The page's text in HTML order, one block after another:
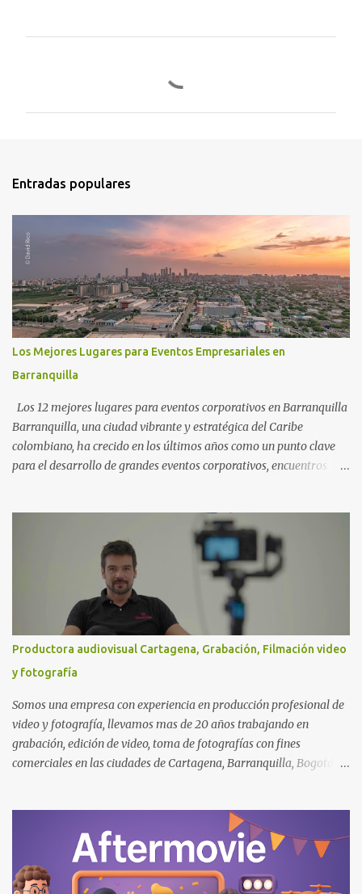
t
r
i
o
s
Entradas populares
Los Mejores Lugares para Eventos Empresariales en
Barranquilla
Los 12 mejores lugares para eventos corporativos en Barranquilla
Barranquilla, una ciudad vibrante y estratégica del Caribe
colombiano, ha crecido en los últimos años como un punto clave
para el desarrollo de grandes eventos corporativos, encuentros
empresas eligen esta ciudad como el escenario ideal para sus
celebraciones y reuniones. Si estás planeando un evento
importante, aquí te compartimos una guía cercana y detallada de
12 lugares destacados en Barranquilla , con información útil que te
ayudará a tomar una decisión acertada. 1. Puerta de Oro - Centro
de Eventos del Caribe 📍 Dirección: Vía 40 #79B-06, Barranquilla.
Ubicado junto al río Magdalena, Puerta de Oro es el epicentro de
las grandes ferias y congresos internacionales. Aquí se han
realizado eventos como Expocaribe, Sabor Barranquilla y
congresos médicos internacionales. Con una capacidad para más
d...
Productora audiovisual Cartagena, Grabación, Filmación video
y fotografía
Somos una empresa con experiencia en producción profesional de
video y fotografía, llevamos mas de 20 años trabajando en
grabación, edición de video, toma de fotografías con fines
comerciales en las ciudades de Cartagena, Barranquilla, Bogotá y
Fotografía, Publicidad y Marketing, además de equipos de última
tecnología para el desarrollo de proyectos audiovisuales de
impacto para la industria colombiana e internacional 🎥 Videos
Corporativos y Publicitarios en Cartagena Posiciona tu empresa